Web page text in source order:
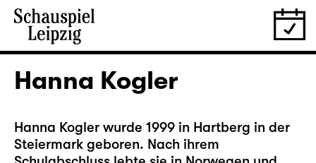
Hanna Kogler
Hanna Kogler wurde 1999 in Hartberg in der
Steiermark geboren. Nach ihrem